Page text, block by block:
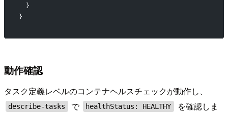
  }
}
動作確認
タスク定義レベルのコンテナヘルスチェックが動作し、
describe-tasks で healthStatus: HEALTHY
を確認しま